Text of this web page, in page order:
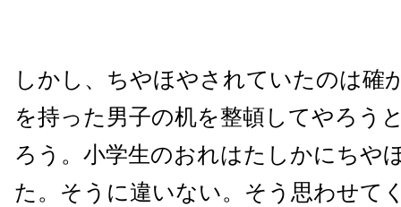
しかし、ちやほやされていたのは確
を持った男子の机を整頓してやろう
ろう。小学生のおれはたしかにちや
た。そうに違いない。そう思わせて